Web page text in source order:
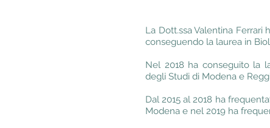
La Dott.ssa Valentina Ferrari
conseguendo la laurea in
Nel 2018 ha conseguito la
degli Studi di Modena e
Dal 2015 al 2018 ha
Modena e nel 2019 ha